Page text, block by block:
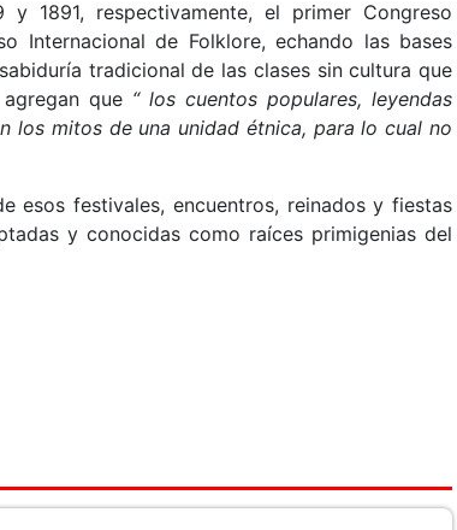
1891, respectivamente, el primer Congreso
Internacional de Folklore, echando las bases
tradicional de las clases sin cultura que
que “ los cuentos populares, leyendas
los mitos de una unidad étnica, para lo cual no
esos festivales, encuentros, reinados y fiestas
y conocidas como raíces primigenias del